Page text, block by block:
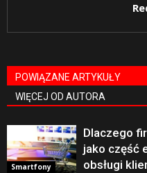
POWIĄZANE ARTYKUŁY
WIĘCEJ OD AUTORA
Smartfony
Dlaczego
jako część
obsługi